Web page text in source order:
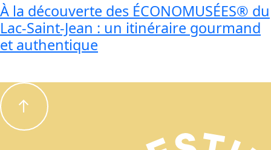
À la découverte des ÉCONOMUSÉES® du
Lac-Saint-Jean : un itinéraire gourmand
et authentique